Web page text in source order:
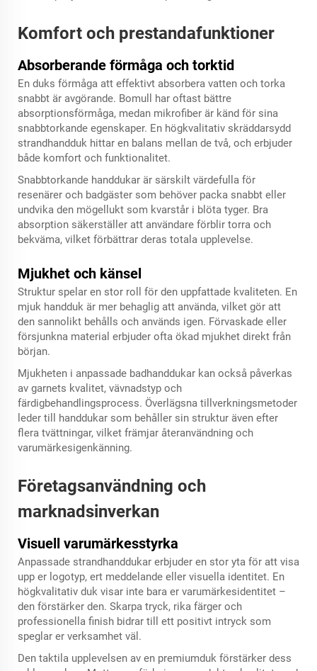
Komfort och prestandafunktioner
Absorberande förmåga och torktid
En duks förmåga att effektivt absorbera vatten och torka
snabbt är avgörande. Bomull har oftast bättre
absorptionsförmåga, medan mikrofiber är känd för sina
snabbtorkande egenskaper. En högkvalitativ skräddarsydd
strandhandduk hittar en balans mellan de två, och erbjuder
både komfort och funktionalitet.
Snabbtorkande handdukar är särskilt värdefulla för
resenärer och badgäster som behöver packa snabbt eller
undvika den mögellukt som kvarstår i blöta tyger. Bra
absorption säkerställer att användare förblir torra och
bekväma, vilket förbättrar deras totala upplevelse.
Mjukhet och känsel
Struktur spelar en stor roll för den uppfattade kvaliteten. En
mjuk handduk är mer behaglig att använda, vilket gör att
den sannolikt behålls och används igen. Förvaskade eller
försjunkna material erbjuder ofta ökad mjukhet direkt från
början.
Mjukheten i anpassade badhanddukar kan också påverkas
av garnets kvalitet, vävnadstyp och
färdigbehandlingsprocess. Överlägsna tillverkningsmetoder
leder till handdukar som behåller sin struktur även efter
flera tvättningar, vilket främjar återanvändning och
varumärkesigenkänning.
Företagsanvändning och
marknadsinverkan
Visuell varumärkesstyrka
Anpassade strandhanddukar erbjuder en stor yta för att visa
upp er logotyp, ert meddelande eller visuella identitet. En
högkvalitativ duk visar inte bara er varumärkesidentitet –
den förstärker den. Skarpa tryck, rika färger och
professionella finish bidrar till ett positivt intryck som
speglar er verksamhet väl.
Den taktila upplevelsen av en premiumduk förstärker dess